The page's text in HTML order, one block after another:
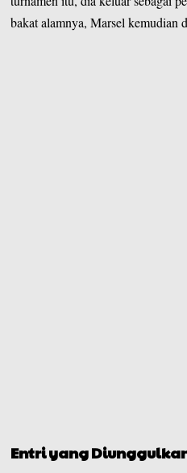
bakat alamnya, Marsel kemudian
Entri yang